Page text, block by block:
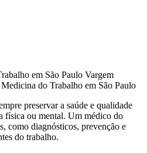
preservar a saúde e qualidade
física ou mental. Um médico do
como diagnósticos, prevenção e
do trabalho.